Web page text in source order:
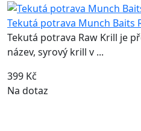
Tekutá potrava Munch Baits
Tekutá potrava Raw Krill je
název, syrový krill v ...
399 Kč
Na dotaz